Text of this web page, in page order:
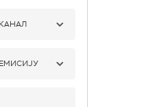
БЕОГРАД 1